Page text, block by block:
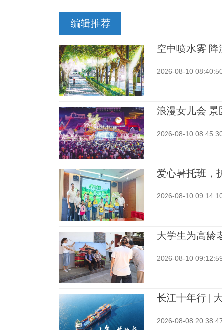
编辑推荐
空中喷水雾 降
2026-08-10
浪漫女儿会 景
2026-08-10
爱心暑托班，
2026-08-10
大学生为高龄
2026-08-10
长江十年行 |
2026-08-08